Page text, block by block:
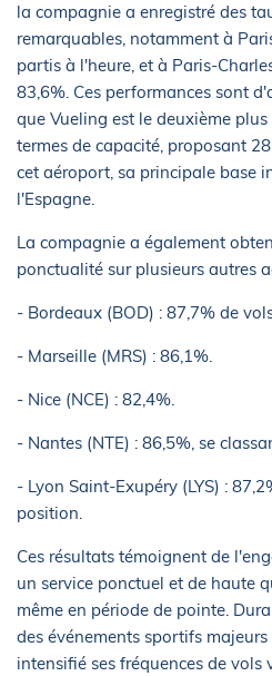
la compagnie a enregistré des
remarquables, notamment à
partis à l'heure, et à Paris-
83,6%. Ces performances sont
que Vueling est le deuxième
termes de capacité, proposant
cet aéroport, sa principale base
l'Espagne.
La compagnie a également
ponctualité sur plusieurs autres
- Bordeaux (BOD) : 87,7% de
- Marseille (MRS) : 86,1%.
- Nice (NCE) : 82,4%.
- Nantes (NTE) : 86,5%, se
- Lyon Saint-Exupéry (LYS) :
position.
Ces résultats témoignent de
un service ponctuel et de haute
même en période de pointe.
des événements sportifs
intensifié ses fréquences de vols